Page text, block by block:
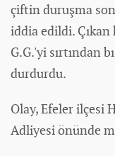
çiftin duruşma
iddia edildi. Çıkan
G.G.'yi sırtından
durdurdu.
Olay, Efeler ilçesi
Adliyesi önünde